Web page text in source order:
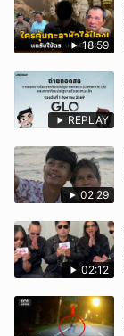
18:59
REPLAY
02:29
02:12